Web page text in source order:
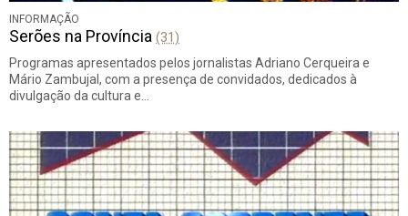
INFORMAÇÃO
Serões na Província (31)
Programas apresentados pelos jornalistas Adriano Cerqueira e
Mário Zambujal, com a presença de convidados, dedicados à
divulgação da cultura e…